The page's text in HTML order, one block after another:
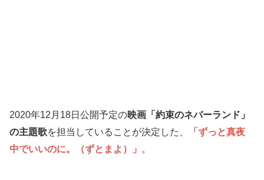
2020年12月18日公開予定の映画「約束のネバーランド」
の主題歌を担当していることが決定した、
「ずっと真夜
中でいいのに。（ずとまよ）」 。